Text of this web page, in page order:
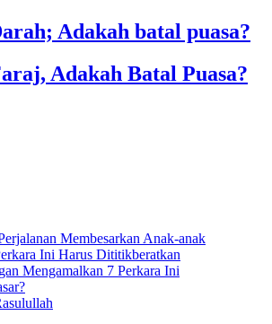
Adakah batal puasa?
Adakah Batal Puasa?
Membesarkan Anak-anak
Ini Harus Dititikberatkan
Mengamalkan 7 Perkara Ini